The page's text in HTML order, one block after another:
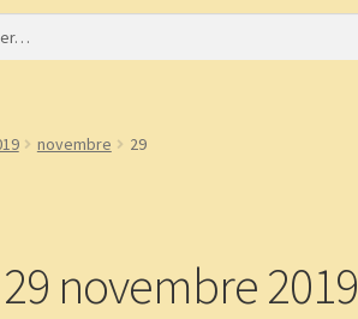
Panier Témoignages
novembre 29
29 novembre 2019